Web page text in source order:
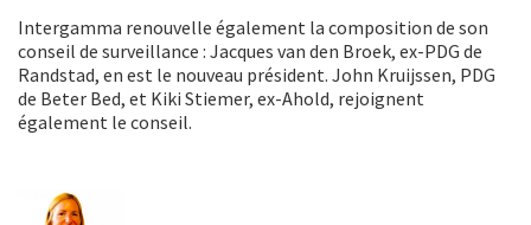
Intergamma renouvelle également la composition de son
conseil de surveillance : Jacques van den Broek, ex-PDG de
Randstad, en est le nouveau président. John Kruijssen, PDG
de Beter Bed, et Kiki Stiemer, ex-Ahold, rejoignent
également le conseil.